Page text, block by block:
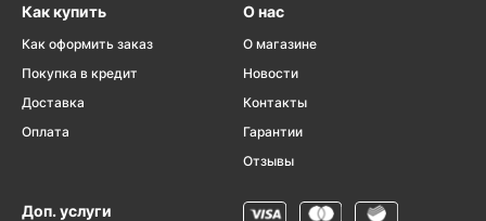
Как купить
Как оформить заказ
Покупка в кредит
Доставка
Оплата
О нас
О магазине
Новости
Контакты
Гарантии
Отзывы
Доп. услуги